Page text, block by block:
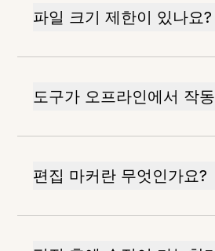
파일 크기 제한이 있나요?
도구가 오프라인에서 작
편집 마커란 무엇인가요?